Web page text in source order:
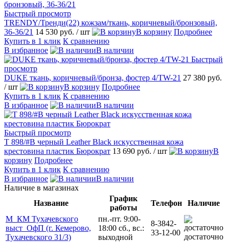
Быстрый просмотр
TRENDY/Тренди(22) кожзам/ткань, коричневый/бронзовый,
36-36/21 14 530 руб. / шт В корзину Подробнее
Купить в 1 клик К сравнению
В избранное
В наличии
Быстрый
просмотр
DUKE ткань, коричневый/бронза, фостер 4/TW-21 27 380 руб.
/ шт
В корзину Подробнее
Купить в 1 клик К сравнению
В избранное
В наличии
Быстрый просмотр
T 898/#B черный Leather Black искусственная кожа
крестовина пластик Бюрократ 13 690 руб. / шт
В
корзину Подробнее
Купить в 1 клик К сравнению
В избранное
В наличии
Наличие в магазинах
Название
График
работы
Телефон
Наличие
М_КМ Тухачевского
выст_ОфП (г. Кемерово,
Тухачевского 31/3)
пн.-пт. 9:00-
18:00 сб., вс.:
выходной
8-3842-
33-12-00 достаточно